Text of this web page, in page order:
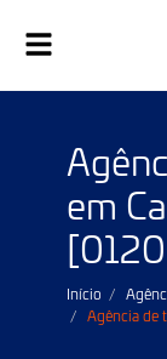
Toggle
navigation
em
Início
Agência de